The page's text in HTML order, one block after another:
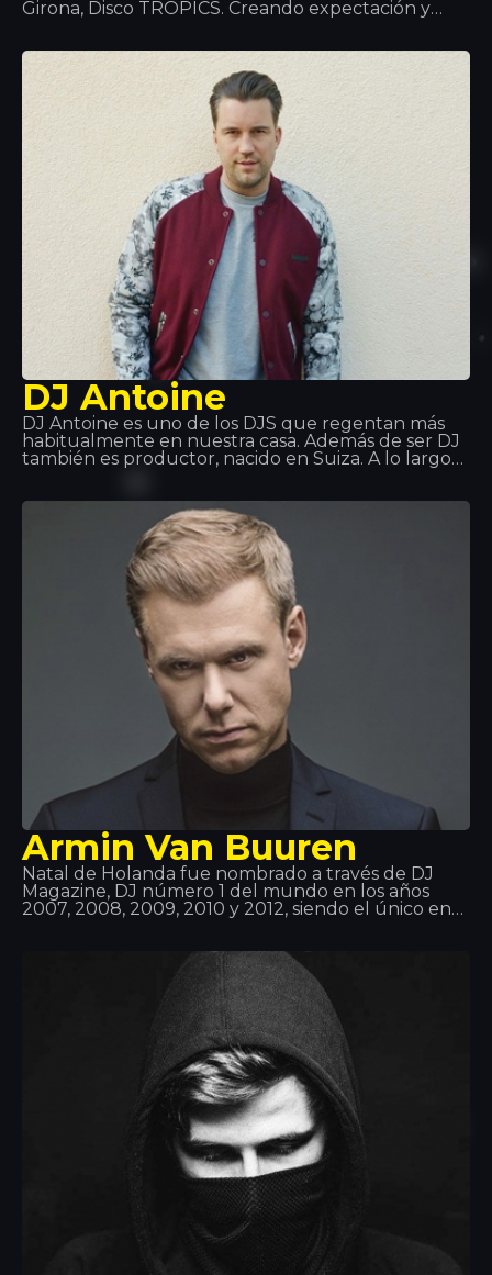
Girona, Disco TROPICS. Creando expectación y
con una sesión al más puro estilo Hilton que teñirá
la sala de color rosa.
DJ Antoine
DJ Antoine es uno de los DJS que regentan más
habitualmente en nuestra casa. Además de ser DJ
también es productor, nacido en Suiza. A lo largo
música house hasta que se ha convertido en un
fenómeno mundial. ¡Te espera en Tropics!
Armin Van Buuren
Natal de Holanda fue nombrado a través de DJ
Magazine, DJ número 1 del mundo en los años
2007, 2008, 2009, 2010 y 2012, siendo el único en
llevaba la música en la sangre, ya que su padre
escuchaba todo tipo de registros, además, él se
interesó enseguida por la tecnología y la
computación. Así que la meza fue ¡perfecta!